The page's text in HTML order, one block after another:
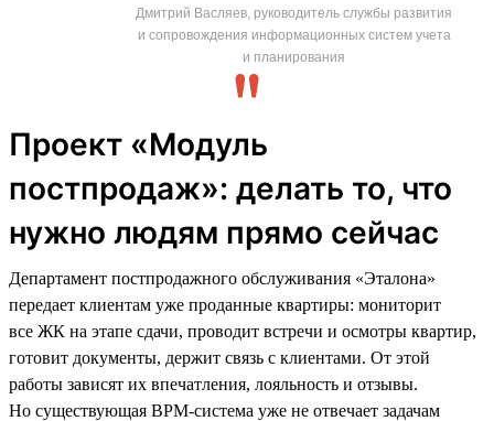
Дмитрий Васляев, руководитель службы развития
и сопровождения информационных систем учета
и планирования
Проект «Модуль
постпродаж»: делать то, что
нужно людям прямо сейчас
Департамент постпродажного обслуживания «Эталона»
передает клиентам уже проданные квартиры: мониторит
все ЖК на этапе сдачи, проводит встречи и осмотры квартир,
готовит документы, держит связь с клиентами. От этой
работы зависят их впечатления, лояльность и отзывы.
Но существующая BPM-система уже не отвечает задачам